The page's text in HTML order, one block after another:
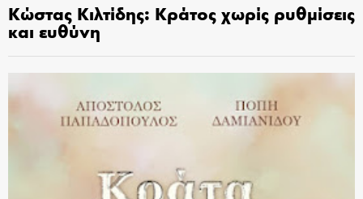
Κώστας Κιλτίδης: Κράτος χωρίς ρυθμίσεις
και ευθύνη